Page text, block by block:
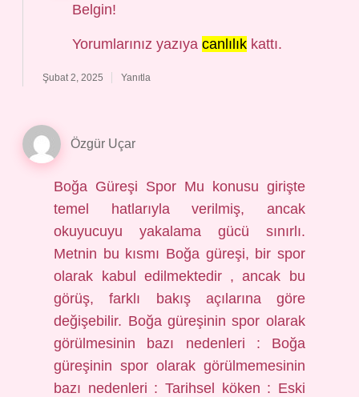
Belgin!
Yorumlarınız yazıya canlılıkkattı.
Şubat 2, 2025 Yanıtla
Özgür Uçar
Boğa Güreşi Spor Mu konusu girişte
temel hatlarıyla verilmiş, ancak
okuyucuyu yakalama gücü sınırlı.
Metnin bu kısmı Boğa güreşi, bir spor
olarak kabul edilmektedir , ancak bu
görüş, farklı bakış açılarına göre
değişebilir. Boğa güreşinin spor olarak
görülmesinin bazı nedenleri : Boğa
güreşinin spor olarak görülmemesinin
bazı nedenleri : Tarihsel köken : Eski